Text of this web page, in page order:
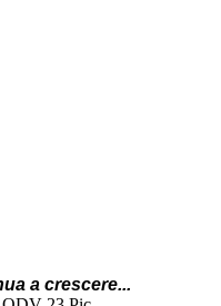
a crescere...